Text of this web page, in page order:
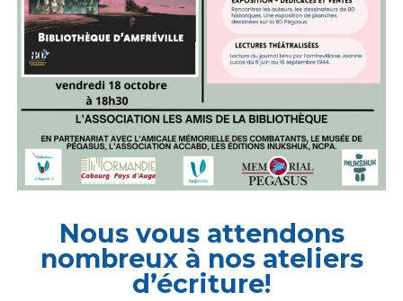
Nous vous attendons
nombreux à nos ateliers
d’écriture!